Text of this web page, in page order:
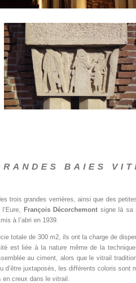
BAIES
trois grandes verrières, ainsi que des
François Décorchemont signe là sa
à l’abri en 1939.
totale de 300 m2, ils ont la charge de
est liée à la nature même de la
au ciment, alors que le vitrail
d’être juxtaposés, les différents coloris
creux dans le vitrail.